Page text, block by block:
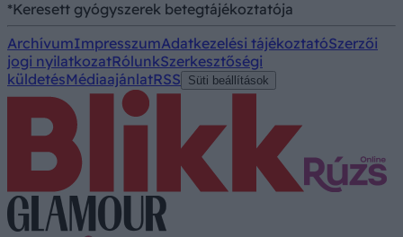
*Keresett gyógyszerek betegtájékoztatója
ArchívumImpresszumAdatkezelési tájékoztatóSzerzői
jogi nyilatkozatRólunkSzerkesztőségi
küldetésMédiaajánlatRSS Süti beállítások